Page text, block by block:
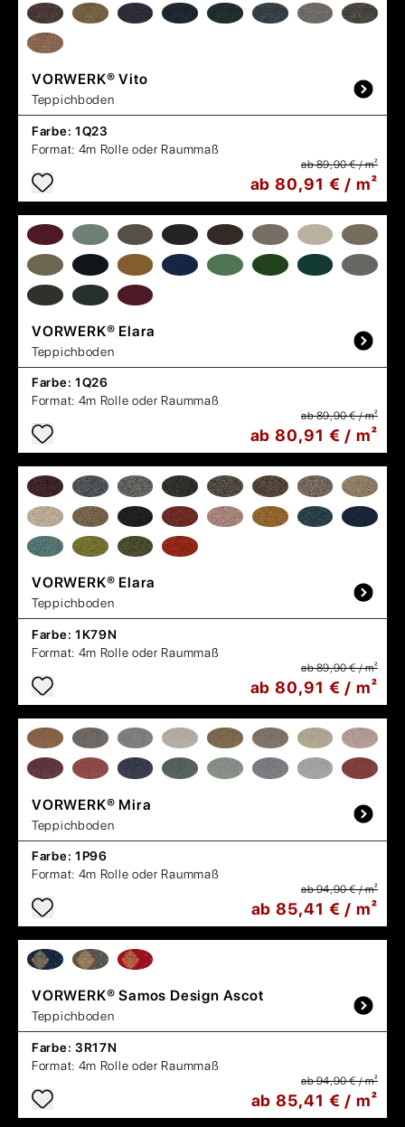
VORWERK® Vito
Teppichboden
Farbe: 1Q23
Format: 4m Rolle oder Raummaß
ab 89,90 € / m²
ab 80,91 € / m²
VORWERK® Elara
Teppichboden
Farbe: 1Q26
Format: 4m Rolle oder Raummaß
ab 89,90 € / m²
ab 80,91 € / m²
VORWERK® Elara
Teppichboden
Farbe: 1K79N
Format: 4m Rolle oder Raummaß
ab 89,90 € / m²
ab 80,91 € / m²
VORWERK® Mira
Teppichboden
Farbe: 1P96
Format: 4m Rolle oder Raummaß
ab 94,90 € / m²
ab 85,41 € / m²
VORWERK® Samos Design Ascot
Teppichboden
Farbe: 3R17N
Format: 4m Rolle oder Raummaß
ab 94,90 € / m²
ab 85,41 € / m²